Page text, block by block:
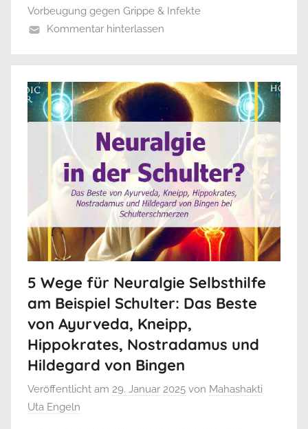
Vorbeugung gegen Grippe & Infekte
Kommentar hinterlassen
5 Wege für Neuralgie Selbsthilfe
am Beispiel Schulter: Das Beste
von Ayurveda, Kneipp,
Hippokrates, Nostradamus und
Hildegard von Bingen
Veröffentlicht am 29. Januar 2025 von Mahashakti
Uta Engeln